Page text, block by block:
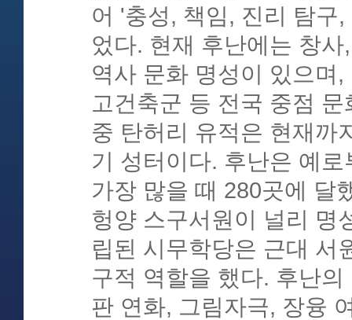
어 '충성, 책임, 진리 탐구
었다. 현재 후난에는 창
역사 문화 명성이 있으며
고건축군 등 전국 중점
중 탄허리 유적은 현재까
기 성터이다. 후난은 예
가장 많을 때 280곳에 달
헝양 스구서원이 널리 명
립된 시무학당은 근대 서
구적 역할을 했다. 후난
판 연화, 그림자극, 장융